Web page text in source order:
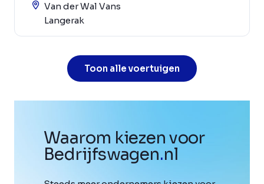
Van der Wal Vans
Langerak
Toon alle voertuigen
Waarom kiezen voor
Bedrijfswagen.nl